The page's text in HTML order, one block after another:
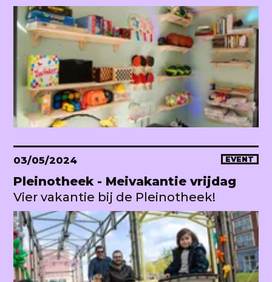
03/05/2024 EVENT
Pleinotheek - Meivakantie vrijdag
Vier vakantie bij de Pleinotheek!